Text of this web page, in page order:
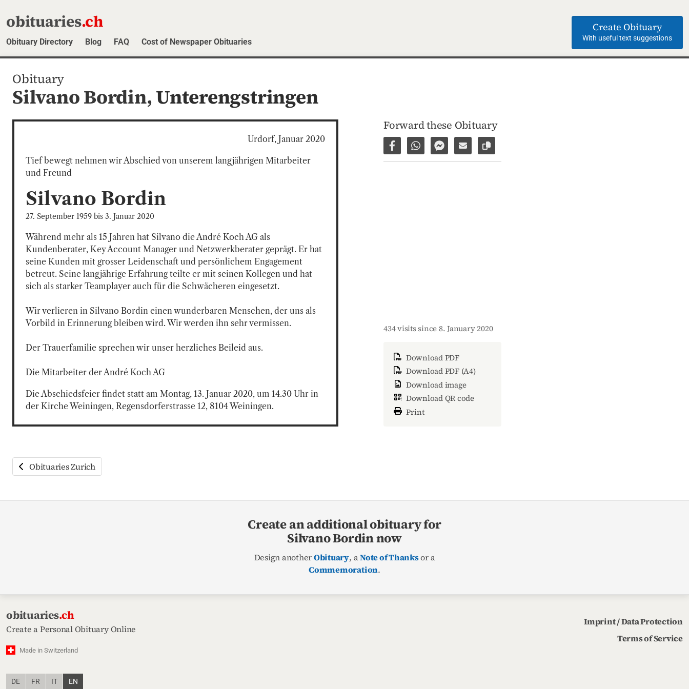
obituaries.ch
Obituary Directory Blog FAQ Cost of Newspaper Obituaries
Create Obituary
With useful text suggestions
Obituary
Silvano Bordin, Unterengstringen
Urdorf, Januar 2020
Tief bewegt nehmen wir Abschied von unserem langjährigen Mitarbeiter
und Freund
Silvano Bordin
27. September 1959 bis3. Januar 2020
Während mehr als 15 Jahren hat Silvano die André Koch AG als
Kundenberater, Key Account Manager und Netzwerkberater geprägt. Er hat
seine Kunden mit grosser Leidenschaft und persönlichem Engagement
betreut. Seine langjährige Erfahrung teilte er mit seinen Kollegen und hat
sich als starker Teamplayer auch für die Schwächeren eingesetzt.
Wir verlieren in Silvano Bordin einen wunderbaren Menschen, der uns als
Vorbild in Erinnerung bleiben wird. Wir werden ihn sehr vermissen.
Der Trauerfamilie sprechen wir unser herzliches Beileid aus.
Die Mitarbeiter der André Koch AG
Die Abschiedsfeier findet statt am Montag, 13. Januar 2020, um 14.30 Uhr in
der Kirche Weiningen, Regensdorferstrasse 12, 8104 Weiningen.
Forward these Obituary
Share on Facebook
Share via WhatsApp
Share via Facebook Messenger
Share via E-Mail
Copy link to page
434 visits since 8. January 2020
Download PDF
Download PDF (A4)
Download image
Download QR code
Print
Obituaries Zurich
Create an additional obituary for
Silvano Bordin now
Design anotherObituary, aNote of Thanksor a
Commemoration.
obituaries.ch
Create a Personal Obituary Online
Made in Switzerland
DE FR IT EN
Imprint / Data Protection
Terms of Service